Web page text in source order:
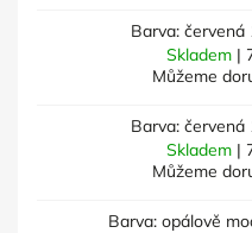
Barva: červená
Skladem |
Můžeme
Barva: červená
Skladem |
Můžeme
Barva: opálově